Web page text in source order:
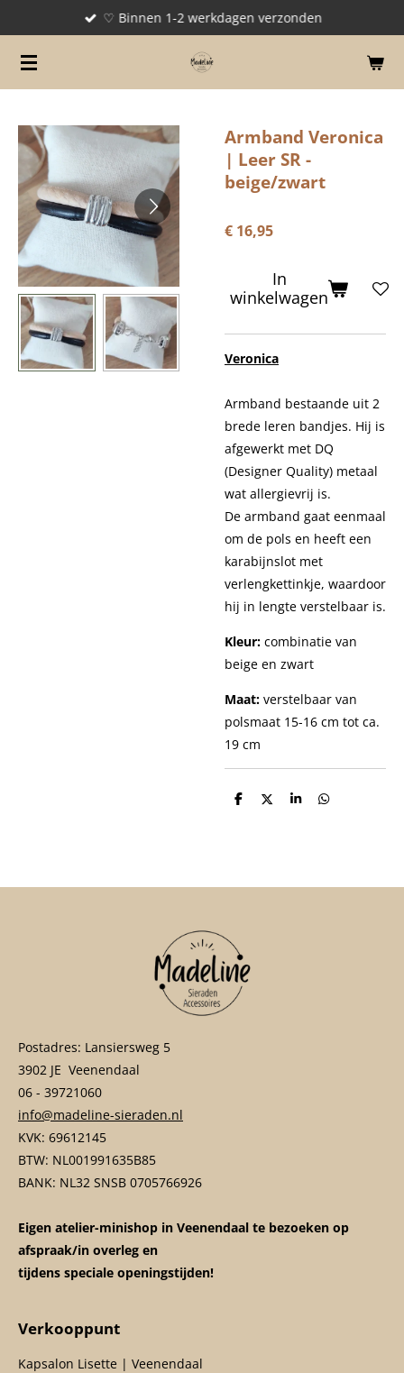
naar
de
♡ Binnen 1-2 werkdagen verzonden
Armband Veronica
| Leer SR -
beige/zwart
€ 16,95
In
winkelwagen
Veronica
Armband bestaande uit 2
brede leren bandjes. Hij is
afgewerkt met DQ
(Designer Quality) metaal
wat allergievrij is.
De armband gaat eenmaal
om de pols en heeft een
karabijnslot met
verlengkettinkje, waardoor
hij in lengte verstelbaar is.
Kleur: combinatie van
beige en zwart
Maat: verstelbaar van
polsmaat 15-16 cm tot ca.
19 cm
D
D
S
D
Postadres: Lansiersweg 5
3902 JE Veenendaal
06 - 39721060
info@madeline-sieraden.nl
KVK: 69612145
BTW: NL001991635B85
BANK: NL32 SNSB 0705766926
Eigen atelier-minishop in Veenendaal te bezoeken op
afspraak/in overleg en
tijdens speciale openingstijden!
Verkooppunt
Kapsalon Lisette | Veenendaal